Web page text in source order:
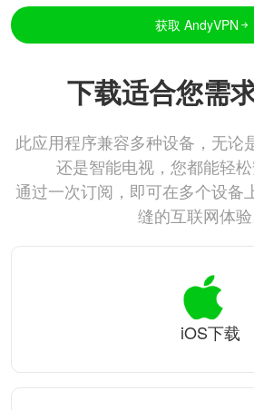
获取 AndyVPN
下载适合您需
此应用程序兼容多种设备，无论
还是智能电视，您都能轻松
通过一次订阅，即可在多个设备
缝的互联网体验
iOS下载